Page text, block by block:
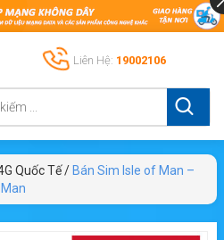
Liên Hệ: 19002106
Quốc Tế/ Bán Sim Isle of Man –